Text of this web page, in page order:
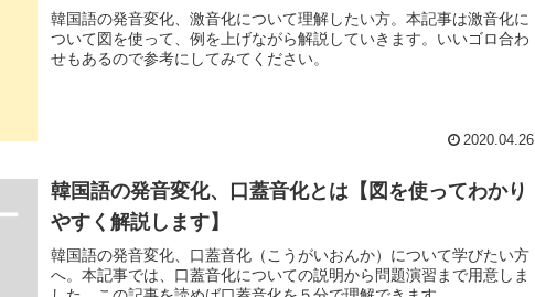
韓国語の発音変化、激音化について理解したい方。本記事は激音化に
ついて図を使って、例を上げながら解説していきます。いいゴロ合わ
せもあるので参考にしてみてください。
2020.04.26
韓国語の発音変化、口蓋音化とは【図を使ってわかり
やすく解説します】
韓国語の発音変化、口蓋音化（こうがいおんか）について学びたい方
へ。本記事では、口蓋音化についての説明から問題演習まで用意しま